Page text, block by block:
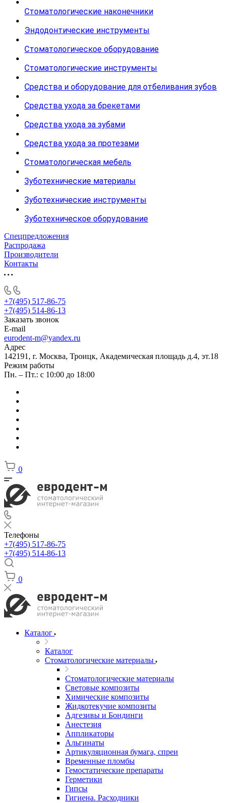
Стоматологические наконечники
Эндодонтические инструменты
Стоматологическое оборудование
Стоматологические инструменты
Средства и оборудование для отбеливания зубов
Средства ухода за брекетами
Средства ухода за зубами
Средства ухода за протезами
Стоматологическая мебель
Зуботехнические материалы
Зуботехнические инструменты
Зуботехническое оборудование
Спецпредложения
Распродажа
Производители
Контакты
+7(495) 517-86-75
+7(495) 514-86-13
Заказать звонок
E-mail
eurodent-m@yandex.ru
Адрес
142191, г. Москва, Троицк, Академическая площадь д.4, эт.18
Режим работы
Пн. – Пт.: с 10:00 до 18:00
0
Телефоны
+7(495) 517-86-75
+7(495) 514-86-13
0
Каталог
Каталог
Стоматологические материалы
Стоматологические материалы
Световые композиты
Химические композиты
Жидкотекучие композиты
Адгезивы и Бондинги
Анестезия
Аппликаторы
Альгинаты
Артикуляционная бумага, спреи
Временные пломбы
Гемостатические препараты
Герметики
Гипсы
Гигиена. Расходники